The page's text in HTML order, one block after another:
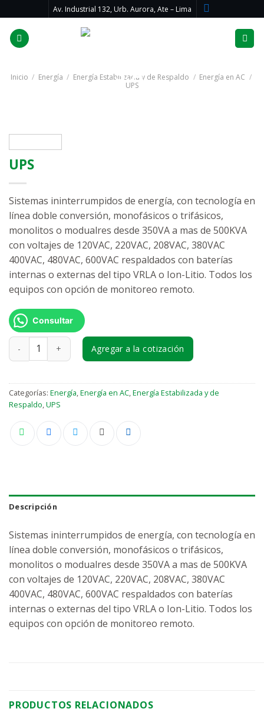
to
content
Av. Industrial 132, Urb. Aurora, Ate – Lima
Inicio / Energía / Energía Estabilizada y de Respaldo / Energía en AC /
UPS
UPS
Sistemas ininterrumpidos de energía, con tecnología en
línea doble conversión, monofásicos o trifásicos,
monolitos o modualres desde 350VA a mas de 500KVA
con voltajes de 120VAC, 220VAC, 208VAC, 380VAC
400VAC, 480VAC, 600VAC respaldados con baterías
internas o externas del tipo VRLA o Ion-Litio. Todos los
equipos con opción de monitoreo remoto.
Consultar
UPS cantidad
Agregar a la cotización
Categorías: Energía,Energía en AC,Energía Estabilizada y de
Respaldo,UPS
Descripción
Sistemas ininterrumpidos de energía, con tecnología en
línea doble conversión, monofásicos o trifásicos,
monolitos o modualres desde 350VA a mas de 500KVA
con voltajes de 120VAC, 220VAC, 208VAC, 380VAC
400VAC, 480VAC, 600VAC respaldados con baterías
internas o externas del tipo VRLA o Ion-Litio. Todos los
equipos con opción de monitoreo remoto.
PRODUCTOS RELACIONADOS